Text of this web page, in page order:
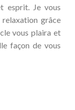
esprit. Je vous
grâce
vous plaira et
façon de vous